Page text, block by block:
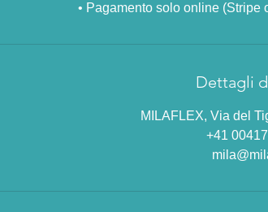
•⁠ ⁠Pagamento solo online (Stripe
Dettagli
MILAFLEX, Via del
+41